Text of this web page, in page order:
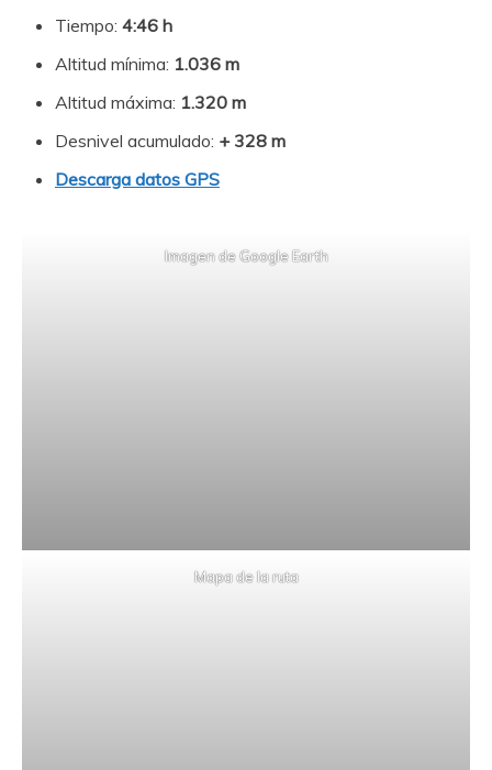
Tiempo: 4:46 h
Altitud mínima: 1.036 m
Altitud máxima: 1.320 m
Desnivel acumulado: + 328 m
Descarga datos GPS
Imagen de Google Earth
Mapa de la ruta